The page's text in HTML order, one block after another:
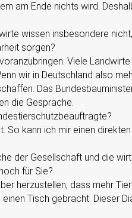
am Ende nichts wird.
wissen insbesondere
sorgen?
Viele
wir in Deutschland also
Das
die Gespräche.
So kann ich mir einen
der Gesellschaft und die
für Sie?
herzustellen, dass mehr
Tisch gebracht. Dieser